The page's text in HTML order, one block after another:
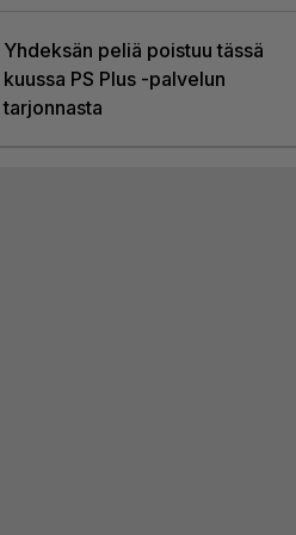
Yhdeksän peliä poistuu tässä
kuussa PS Plus -palvelun
tarjonnasta